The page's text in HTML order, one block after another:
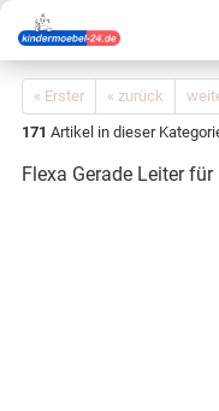
« Erster « zurück
171 Artikel in dieser
Flexa Gerade Leiter